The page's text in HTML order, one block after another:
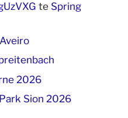
te Spring
2026
Sion 2026